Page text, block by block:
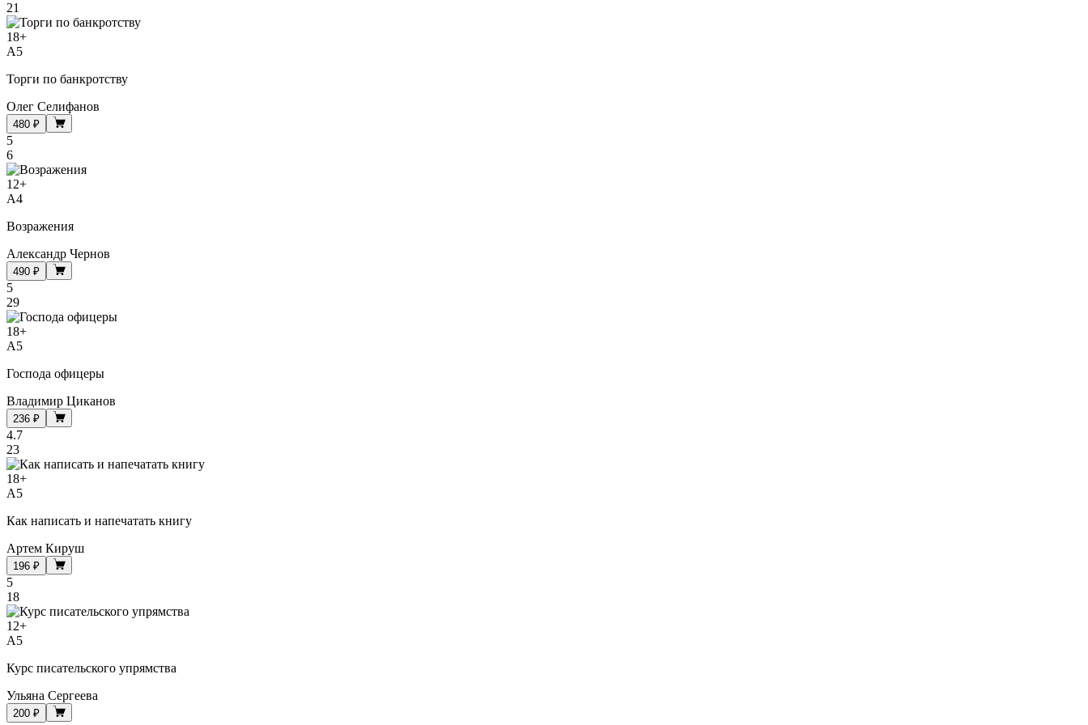
21
18+
A5
Торги по банкротству
Олег Селифанов
480 ₽
5
6
12+
A4
Возражения
Александр Чернов
490 ₽
5
29
18+
A5
Господа офицеры
Владимир Циканов
236 ₽
4.7
23
18+
A5
Как написать и напечатать книгу
Артем Кируш
196 ₽
5
18
12+
A5
Курс писательского упрямства
Ульяна Сергеева
200 ₽